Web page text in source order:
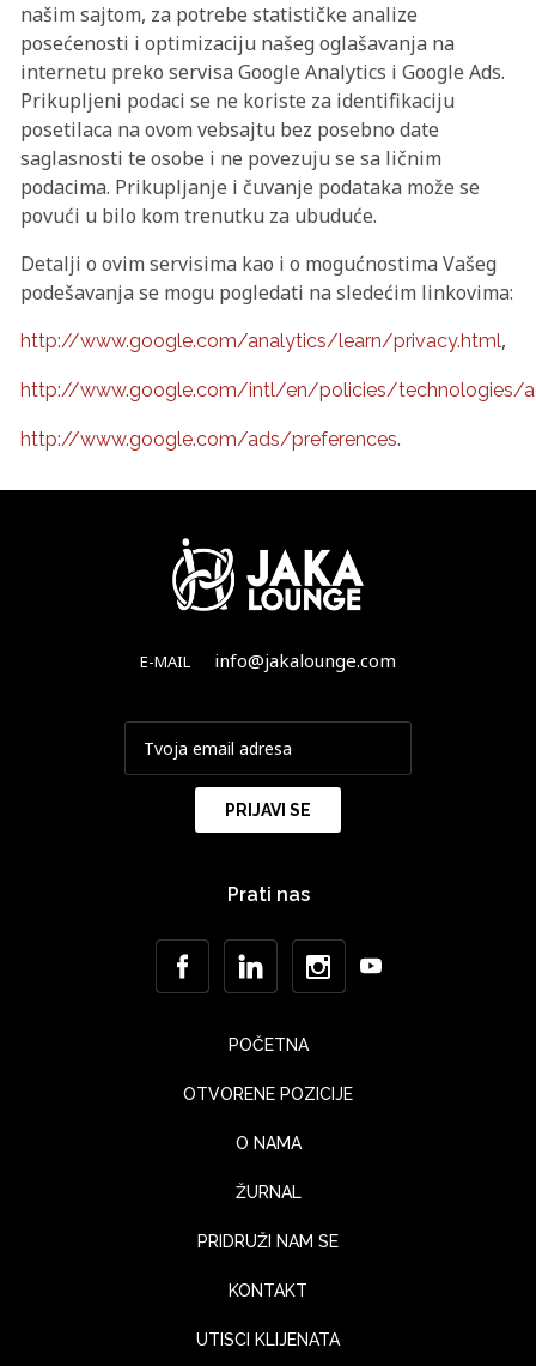
našim sajtom, za potrebe statističke analize
posećenosti i optimizaciju našeg oglašavanja na
internetu preko servisa Google Analytics i Google Ads.
Prikupljeni podaci se ne koriste za identifikaciju
posetilaca na ovom vebsajtu bez posebno date
saglasnosti te osobe i ne povezuju se sa ličnim
podacima. Prikupljanje i čuvanje podataka može se
povući u bilo kom trenutku za ubuduće.
Detalji o ovim servisima kao i o mogućnostima Vašeg
podešavanja se mogu pogledati na sledećim linkovima:
http://www.google.com/analytics/learn/privacy.html,
http://www.google.com/intl/en/policies/technologies/
http://www.google.com/ads/preferences.
E-MAIL info@jakalounge.com
Prati nas
POČETNA
OTVORENE POZICIJE
O NAMA
ŽURNAL
PRIDRUŽI NAM SE
KONTAKT
UTISCI KLIJENATA